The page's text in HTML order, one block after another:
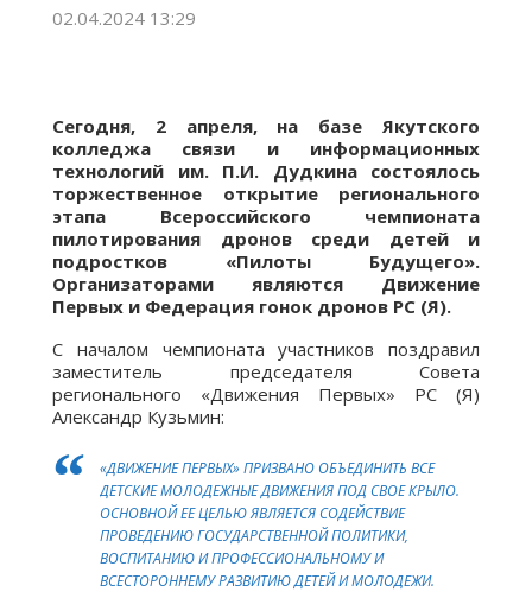
02.04.2024 13:29
Сегодня, 2 апреля, на базе Якутского
колледжа связи и информационных
технологий им. П.И. Дудкина состоялось
торжественное открытие регионального
этапа Всероссийского чемпионата
пилотирования дронов среди детей и
подростков «Пилоты Будущего».
Организаторами являются Движение
Первых и Федерация гонок дронов РС (Я).
С началом чемпионата участников поздравил
заместитель председателя Совета
регионального «Движения Первых» РС (Я)
Александр Кузьмин:
«ДВИЖЕНИЕ ПЕРВЫХ» ПРИЗВАНО ОБЪЕДИНИТЬ ВСЕ
ДЕТСКИЕ МОЛОДЕЖНЫЕ ДВИЖЕНИЯ ПОД СВОЕ КРЫЛО.
ОСНОВНОЙ ЕЕ ЦЕЛЬЮ ЯВЛЯЕТСЯ СОДЕЙСТВИЕ
ПРОВЕДЕНИЮ ГОСУДАРСТВЕННОЙ ПОЛИТИКИ,
ВОСПИТАНИЮ И ПРОФЕССИОНАЛЬНОМУ И
ВСЕСТОРОННЕМУ РАЗВИТИЮ ДЕТЕЙ И МОЛОДЕЖИ.